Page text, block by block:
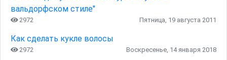
вальдорфском стиле"
2972 Пятница, 19 августа 2011
Как сделать кукле волосы
2972 Воскресенье, 14 января 2018